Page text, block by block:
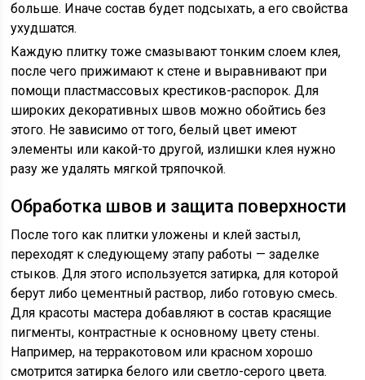
больше. Иначе состав будет подсыхать, а его свойства
ухудшатся.
Каждую плитку тоже смазывают тонким слоем клея,
после чего прижимают к стене и выравнивают при
помощи пластмассовых крестиков-распорок. Для
широких декоративных швов можно обойтись без
этого. Не зависимо от того, белый цвет имеют
элементы или какой-то другой, излишки клея нужно
разу же удалять мягкой тряпочкой.
Обработка швов и защита поверхности
После того как плитки уложены и клей застыл,
переходят к следующему этапу работы — заделке
стыков. Для этого используется затирка, для которой
берут либо цементный раствор, либо готовую смесь.
Для красоты мастера добавляют в состав красящие
пигменты, контрастные к основному цвету стены.
Например, на терракотовом или красном хорошо
смотрится затирка белого или светло-серого цвета.